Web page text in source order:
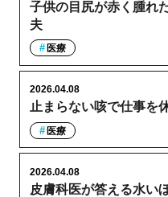
子供の目尻が赤く腫れ
夫
医療
止まらない咳で仕事を
2026.04.08
医療
皮膚科医が答える水い
2026.04.08